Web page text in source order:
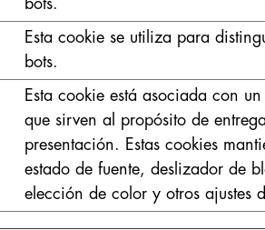
bots.
Esta cookie se utiliza para
bots.
Esta cookie está asociada con
que sirven al propósito de
presentación. Estas cookies
estado de fuente, deslizador de
elección de color y otros ajustes